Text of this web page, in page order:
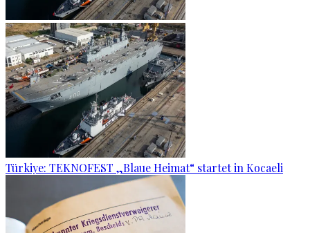
Türkiye: TEKNOFEST „Blaue Heimat“ startet in Kocaeli